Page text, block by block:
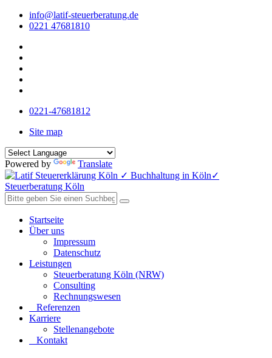
info@latif-steuerberatung.de
0221 47681810
0221-47681812
Site map
Powered by Translate
Startseite
Über uns
Impressum
Datenschutz
Leistungen
Steuerberatung Köln (NRW)
Consulting
Rechnungswesen
Referenzen
Karriere
Stellenangebote
Kontakt